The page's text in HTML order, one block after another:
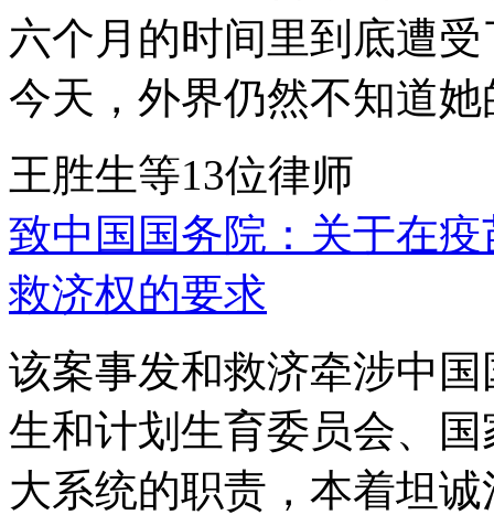
六个月的时间里到底遭
今天，外界仍然不知道
王胜生等13位律师
致中国国务院：关于在
救济权的要求
该案事发和救济牵涉中
生和计划生育委员会、
大系统的职责，本着坦